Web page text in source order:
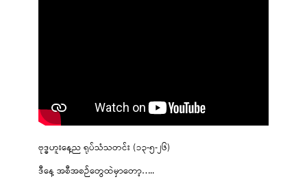
ဗုဒ္ဓဟူးနေ့ည ရုပ်သံသတင်း (၁၃-၅-၂၆)
ဒီနေ့ အစီအစဉ်တွေထဲမှာတော့…..